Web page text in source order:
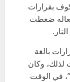
بقرارات
ضغطت
بالغة
لذلك، وكان
في الوقت